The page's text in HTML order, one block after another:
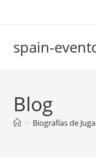
spain-
Blog
> Biografías de